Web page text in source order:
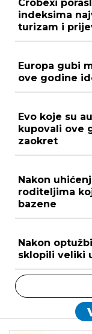
Crobexi
indeksima
turizam i
Europa gubi
ove godine
Evo koje su
kupovali ove
zaokret
Nakon
roditeljima
bazene
Nakon
sklopili veliki